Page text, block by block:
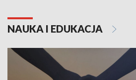
NAUKA I EDUKACJA